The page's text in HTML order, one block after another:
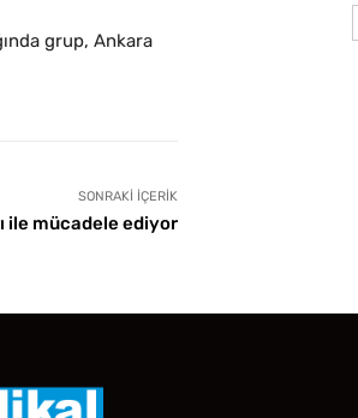
grup, Ankara
SONRAKI İÇERIK
ile mücadele ediyor